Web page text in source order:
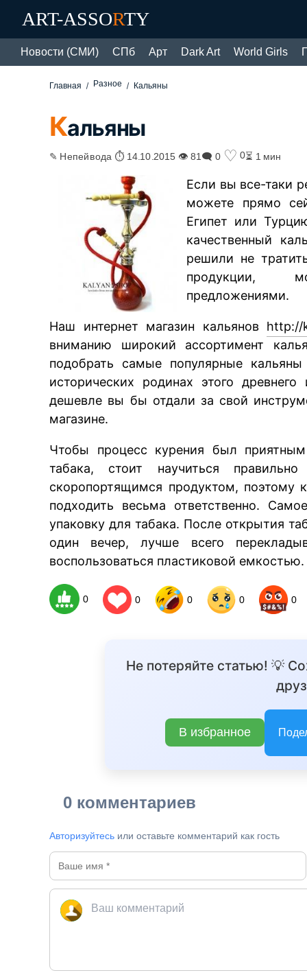
ART-ASSORTY
Новости (СМИ) СПб Арт Dark Art World Girls
Главная Разное Кальяны
Кальяны
✎ Непейвода ⏱ 14.10.2015 👁 81 🗨 0 ♡ 0⏳ 1 мин
Если вы все-таки
можете прямо
Египет или
качественный
решили не
продукции,
предложениями.
Наш интернет магазин кальянов http://
вниманию широкий ассортимент
подобрать самые популярные
исторических родинах этого
дешевле вы бы отдали за свой
магазине.
Чтобы процесс курения был
табака, стоит научиться
скоропортящимся продуктом, поэтому
подходить весьма ответственно.
упаковку для табака. После открытия
один вечер, лучше всего
воспользоваться пластиковой
0 0 0 0 0
Не потеряйте статью! 💡
В избранное
0 комментариев
Авторизуйтесь или оставьте комментарий как гость